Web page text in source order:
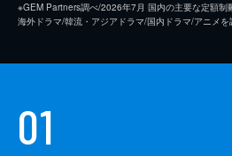
※GEM Partners調べ/2026年7⽉ 国内の主要な定額制
海外ドラマ/韓流・アジアドラマ/国内ドラマ/アニメを
01